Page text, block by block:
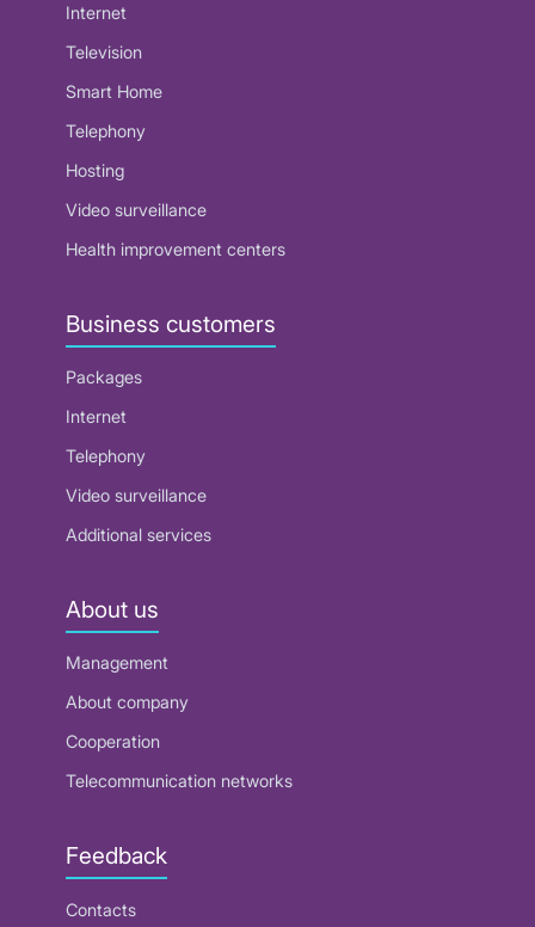
Internet
Television
Smart Home
Telephony
Hosting
Video surveillance
Health improvement centers
Business customers
Packages
Internet
Telephony
Video surveillance
Additional services
About us
Management
About company
Cooperation
Telecommunication networks
Feedback
Contacts